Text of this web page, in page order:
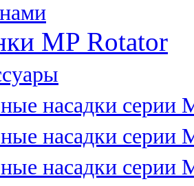
MP Rotator
насадки серии
насадки серии
насадки серии